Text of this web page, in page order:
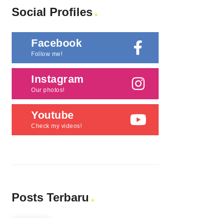
Social Profiles
Facebook
Follow me!
Instagram
Our photos!
Youtube
Check my videos!
Posts Terbaru